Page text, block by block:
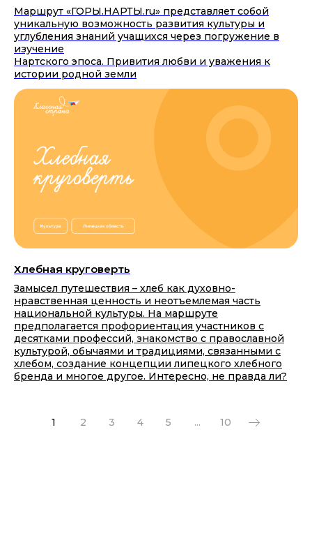
Маршрут «ГОРЫ.НАРТЫ.ru» представляет собой
уникальную возможность развития культуры и
углубления знаний учащихся через погружение в
изучение
Нартского эпоса. Привития любви и уважения к
истории родной земли
Хлебная круговерть
Замысел путешествия – хлеб как духовно-
нравственная ценность и неотъемлемая часть
национальной культуры. На маршруте
предполагается профориентация участников с
десятками профессий, знакомство с православной
культурой, обычаями и традициями, связанными с
хлебом, создание концепции липецкого хлебного
бренда и многое другое. Интересно, не правда ли?
1 2 3 4 5 ... 10